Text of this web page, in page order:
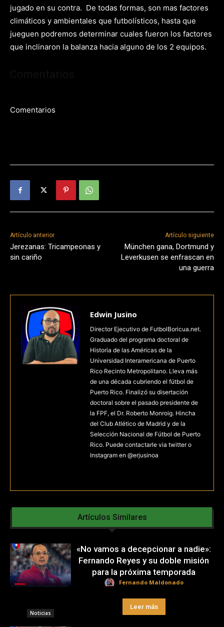
jugado en su contra. De todas formas, son mas factores
climáticos y ambientales que futbolísticos, hasta que
jueguen podremos determinar cuales fueron los factores
que inclinaron la balanza hacia alguno de los 2 equipos.
Comentarios
Artículo anterior
Jerezanas: Tricampeonas y
sin cariño
Artículo siguiente
München gana, Dortmund y
Leverkusen se enfrascan en
una guerra
Edwin Jusino
Director Ejecutivo de FutbolBoricua.net.
Graduado del programa doctoral de
Historia de las Américas de la
Universidad Interamericana de Puerto
Rico Recinto Metropolitano. Lleva más
de una década cubriendo el fútbol de
Puerto Rico. Finalizó su disertación
doctoral sobre el pasado presidente de
la FPF, el Dr. Roberto Monroig. Hincha
del Club Atlético de Madrid y de la
Selección Nacional de Fútbol de Puerto
Rico. Puede contactarle via twitter o
Instagram en @erjusinoa
Artículos Similares
Noticias
«No vamos a decepcionar a nadie»:
Fernando Reyes y su doble misión
para la próxima temporada
Fernando Maldonado
Leer más